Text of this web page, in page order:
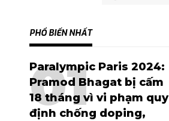
PHỔ BIẾN NHẤT
Paralympic Paris 2024:
Pramod Bhagat bị cấm
18 tháng vì vi phạm quy
định chống doping,